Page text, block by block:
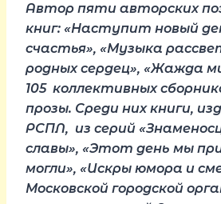
Автор пяти авторских
книг: «Наступит новый
счастья», «Музыка
родных сердец», «Жажда
105 коллективных
прозы. Среди них книги,
РСПЛ, из серий
славы», «Этот день мы
могли», «Искры юмора и
Московской городской